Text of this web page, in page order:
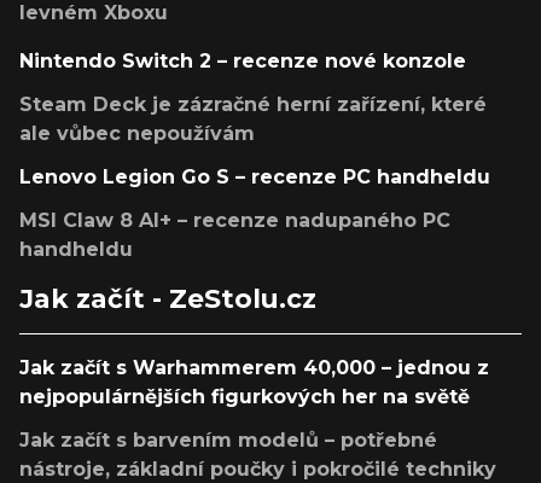
levném Xboxu
Nintendo Switch 2 – recenze nové konzole
Steam Deck je zázračné herní zařízení, které
ale vůbec nepoužívám
Lenovo Legion Go S – recenze PC handheldu
MSI Claw 8 AI+ – recenze nadupaného PC
handheldu
Jak začít - ZeStolu.cz
Jak začít s Warhammerem 40,000 – jednou z
nejpopulárnějších figurkových her na světě
Jak začít s barvením modelů – potřebné
nástroje, základní poučky i pokročilé techniky